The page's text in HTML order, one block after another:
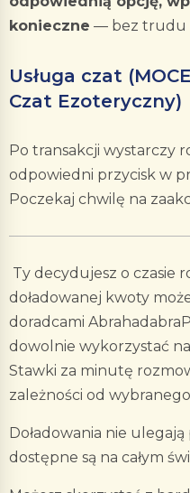
konieczne — bez trudu
Usługa czat
Czat Ezoteryczny)
Po transakcji wystarczy
odpowiedni przycisk w
Poczekaj chwilę na
Ty decydujesz o czasie
doładowanej kwoty
doradcami
dowolnie wykorzystać
Stawki za minutę
zależności od
Doładowania nie
dostępne są na całym